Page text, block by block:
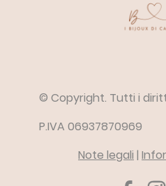
© Copyright. Tutti i
P.IVA 06937870969
Note legali |